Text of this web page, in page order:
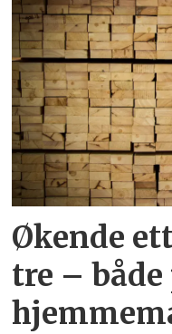
Økende
tre –